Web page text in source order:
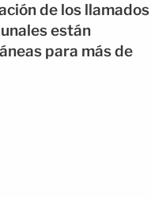
de los llamados
están
para más de